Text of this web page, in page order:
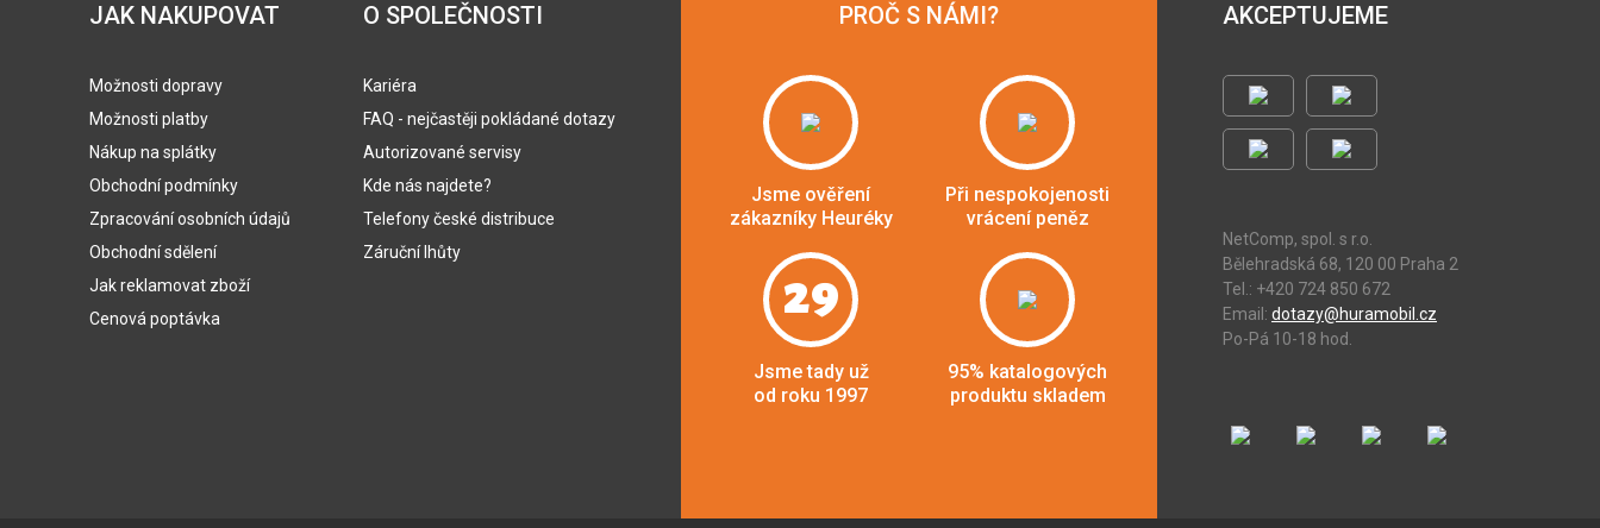
JAK NAKUPOVAT
Možnosti dopravy
Možnosti platby
Nákup na splátky
Obchodní podmínky
Zpracování osobních údajů
Obchodní sdělení
Jak reklamovat zboží
Cenová poptávka
O SPOLEČNOSTI
Kariéra
FAQ - nejčastěji pokládané dotazy
Autorizované servisy
Kde nás najdete?
Telefony české distribuce
Záruční lhůty
PROČ S NÁMI?
Jsme ověření
zákazníky Heuréky
Při nespokojenosti
vrácení peněz
29
Jsme tady už
od roku 1997
95% katalogových
produktu skladem
AKCEPTUJEME
NetComp, spol. s r.o.
Bělehradská 68, 120 00 Praha 2
Tel.: +420 724 850 672
Email: dotazy@huramobil.cz
Po-Pá 10-18 hod.